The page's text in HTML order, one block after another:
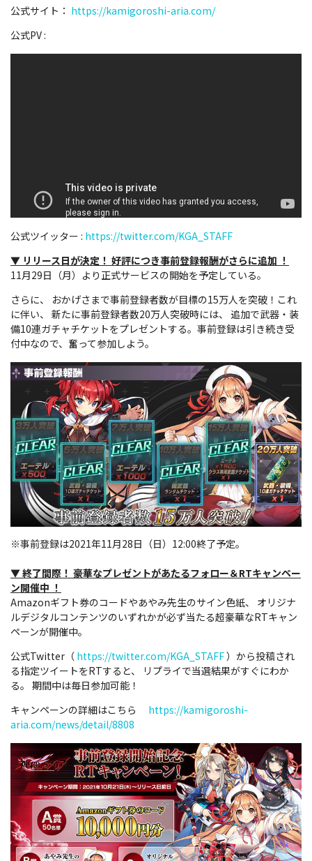
公式サイト： https://kamigoroshi-aria.com/
公式PV :
公式ツイッター : https://twitter.com/KGA_STAFF
▼ リリース日が決定！ 好評につき事前登録報酬がさらに追加 ！
11月29日（月）より正式サービスの開始を予定している。
さらに、 おかげさまで事前登録者数が目標の15万人を突破！これ
に伴い、 新たに事前登録者数20万人突破時には、 追加で武器・装
備10連ガチャチケットをプレゼントする。事前登録は引き続き受
付中なので、奮って参加しよう。
※事前登録は2021年11月28日（日）12:00終了予定。
▼終了間際！ 豪華なプレゼントがあたるフォロー＆RTキャンペー
ン開催中 ！
Amazonギフト券のコードやあやみ先生のサイン色紙、 オリジナ
ルデジタルコンテンツのいずれかが必ず当たる超豪華なRTキャン
ペーンが開催中。
公式Twitter（ https://twitter.com/KGA_STAFF）から投稿され
る指定ツイートをRTすると、 リプライで当選結果がすぐにわか
る。 期間中は毎日参加可能！
キャンペーンの詳細はこちら
https://kamigoroshi-
aria.com/news/detail/8808